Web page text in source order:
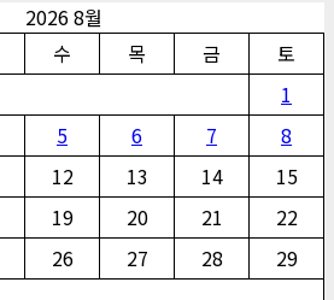
2026 8월
수 목 금
토
1
5 6 7
8
12 13 14
15
19 20 21
22
26 27 28
29